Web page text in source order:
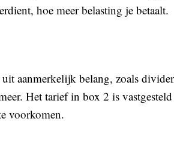
hoe meer belasting je betaalt.
aanmerkelijk belang, zoals
Het tarief in box 2 is
voorkomen.